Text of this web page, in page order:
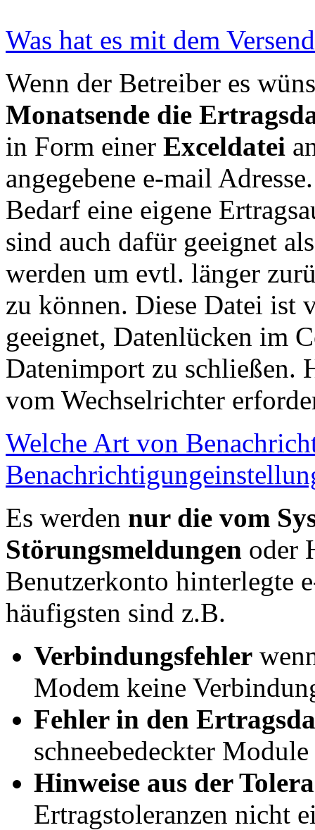
Was hat es mit dem
Wenn der Betreiber es
Monatsende die
in Form einer Exceldatei
angegebene e-mail
Bedarf eine eigene
sind auch dafür geeignet
werden um evtl. länger
zu können. Diese Datei ist
geeignet, Datenlücken im
Datenimport zu schließen.
vom Wechselrichter
Welche Art von
Es werden nur die vom
Störungsmeldungen oder
Benutzerkonto hinterlegte
häufigsten sind z.B.
Verbindungsfehler
Modem keine
Fehler in den
schneebedeckter
Hinweise aus der
Ertragstoleranzen nicht